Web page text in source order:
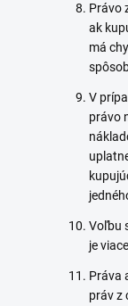
Právo
ak
má
V
právo
Voľbu
je
Práva
práv z